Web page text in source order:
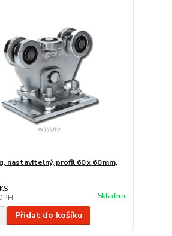
nastavitelný, profil 60 x 60 mm,
Skladem
Přidat do košíku